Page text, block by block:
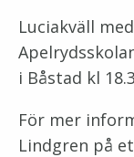
Luciakväll
i Båstad kl
För mer
Lindgren på